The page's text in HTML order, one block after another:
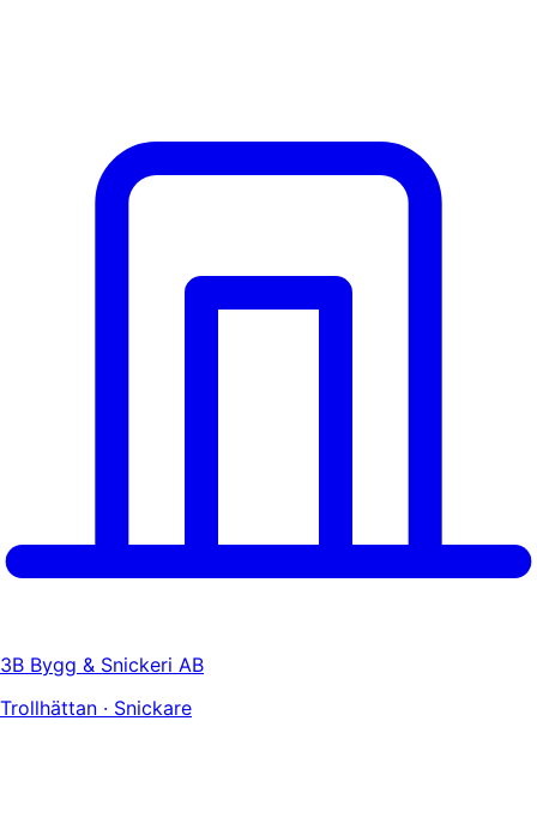
3B Bygg & Snickeri AB
Trollhättan · Snickare